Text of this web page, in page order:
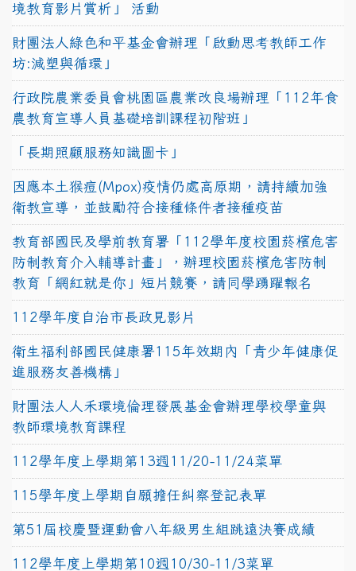
境教育影片賞析」 活動
財團法人綠色和平基金會辦理「啟動思考教師工作
坊:減塑與循環」
行政院農業委員會桃園區農業改良場辦理「112年食
農教育宣導人員基礎培訓課程初階班」
「長期照顧服務知識圖卡」
因應本土猴痘(Mpox)疫情仍處高原期，請持續加強
衛教宣導，並鼓勵符合接種條件者接種疫苗
教育部國民及學前教育署「112學年度校園菸檳危害
防制教育介入輔導計畫」，辦理校園菸檳危害防制
教育「網紅就是你」短片競賽，請同學踴躍報名
112學年度自治市長政見影片
衛生福利部國民健康署115年效期內「青少年健康促
進服務友善機構」
財團法人人禾環境倫理發展基金會辦理學校學童與
教師環境教育課程
112學年度上學期第13週11/20-11/24菜單
115學年度上學期自願擔任糾察登記表單
第51屆校慶暨運動會八年級男生組跳遠決賽成績
112學年度上學期第10週10/30-11/3菜單